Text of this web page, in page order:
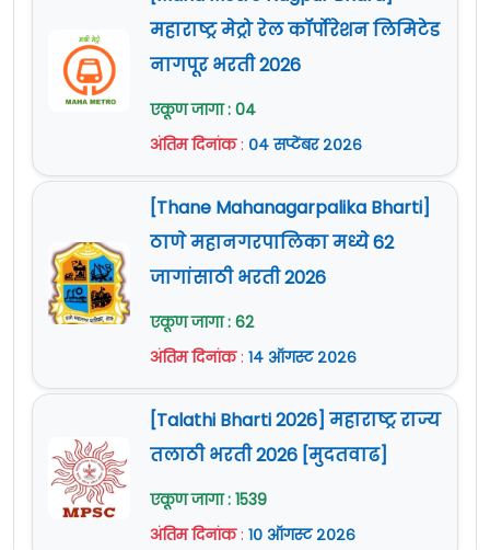
महाराष्ट्र मेट्रो रेल कॉर्पोरेशन लिमिटेड
नागपूर भरती 2026
एकूण जागा : 04
अंतिम दिनांक: ०४ सप्टेंबर २०२६
[Thane Mahanagarpalika Bharti]
ठाणे महानगरपालिका मध्ये 62
जागांसाठी भरती 2026
एकूण जागा : 62
अंतिम दिनांक: १४ ऑगस्ट २०२६
[Talathi Bharti 2026] महाराष्ट्र राज्य
तलाठी भरती 2026 [मुदतवाढ]
एकूण जागा : 1539
अंतिम दिनांक: १० ऑगस्ट २०२६